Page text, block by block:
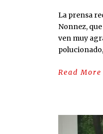
La prensa
Nonnez,
ven muy
Read More